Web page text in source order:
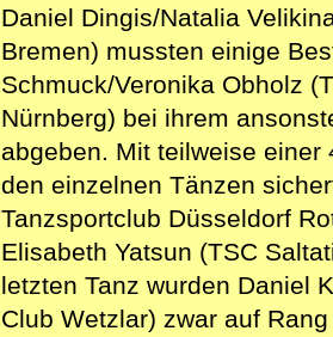
Daniel Dingis/Natalia
Bremen) mussten einige
Schmuck/Veronika Obholz
Nürnberg) bei ihrem
abgeben. Mit teilweise einer
den einzelnen Tänzen
Tanzsportclub Düsseldorf
Elisabeth Yatsun (TSC
letzten Tanz wurden Daniel
Club Wetzlar) zwar auf